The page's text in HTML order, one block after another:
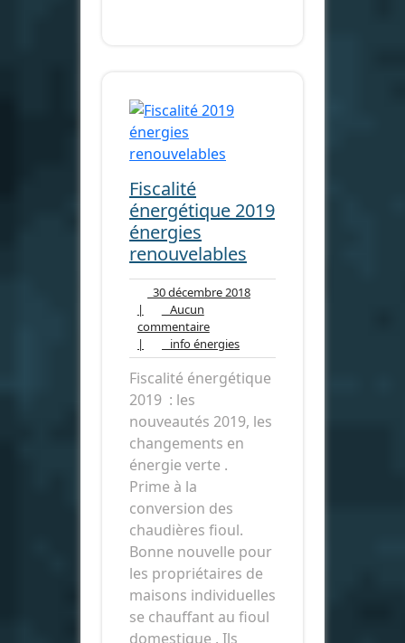
Fiscalité
énergétique 2019
énergies
renouvelables
30 décembre 201830
|
Aucun
commentaireAucun
commentaire
| info énergiesinfo
énergies
Fiscalité énergétique
2019 : les
nouveautés 2019, les
changements en
énergie verte .
Prime à la
conversion des
chaudières fioul.
Bonne nouvelle pour
les propriétaires de
maisons individuelles
se chauffant au fioul
domestique . Ils